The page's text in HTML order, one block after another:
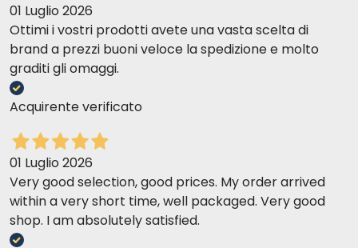
01 Luglio 2026
Ottimi i vostri prodotti avete una vasta scelta di
brand a prezzi buoni veloce la spedizione e molto
graditi gli omaggi.
Acquirente verificato
01 Luglio 2026
Very good selection, good prices. My order arrived
within a very short time, well packaged. Very good
shop. I am absolutely satisfied.